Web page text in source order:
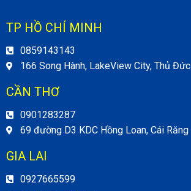
TP HỒ CHÍ MINH
0859143143
166 Song Hành, LakeView City, Thủ Đức
CẦN THƠ
0901283287
69 đường D3 KDC Hồng Loan, Cái Răng
GIA LAI
0927665599